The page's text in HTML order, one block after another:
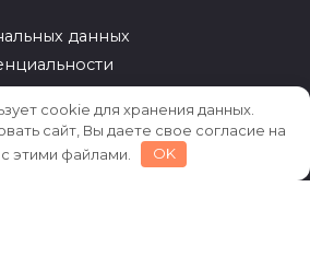
данных
сайте представлена бесплатно,
cookie для хранения данных.
сайт, Вы даете свое согласие на
этими файлами.
OK